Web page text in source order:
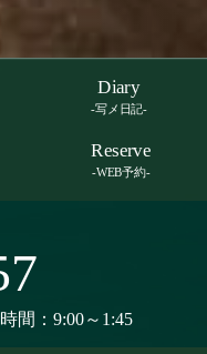
Diary
-写メ日記-
Reserve
-WEB予約-
間：9:00～1:45